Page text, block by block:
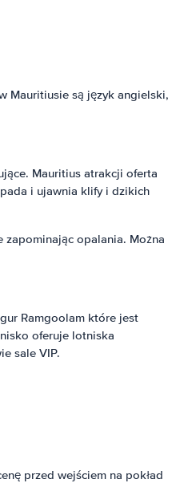
Mauritiusie są język angielski,
Mauritius atrakcji oferta
i ujawnia klify i dzikich
opalania. Można
Ramgoolam które jest
oferuje lotniska
sale VIP.
przed wejściem na pokład